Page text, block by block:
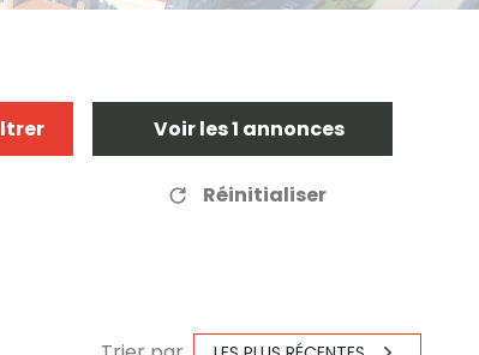
Voir les1 annonces
Réinitialiser